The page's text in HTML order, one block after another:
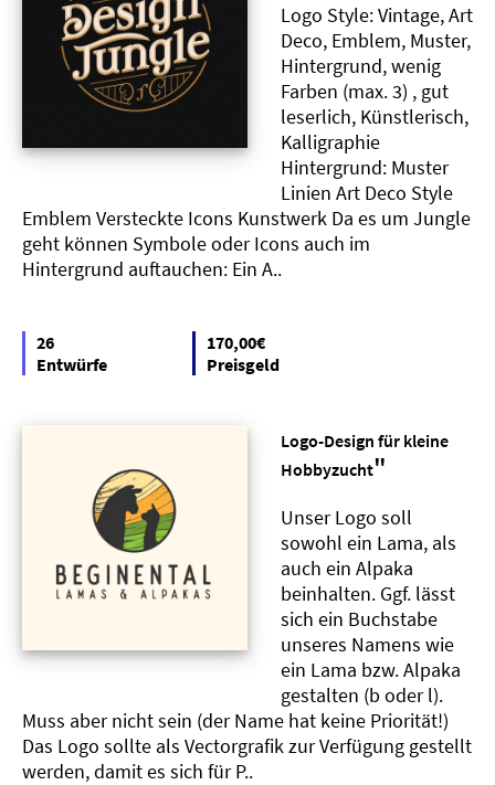
Logo Style: Vintage, Art
Deco, Emblem, Muster,
Hintergrund, wenig
Farben (max. 3) , gut
leserlich, Künstlerisch,
Kalligraphie
Hintergrund: Muster
Linien Art Deco Style
Emblem Versteckte Icons Kunstwerk Da es um Jungle
geht können Symbole oder Icons auch im
Hintergrund auftauchen: Ein A..
26
Entwürfe
170,00€
Preisgeld
Logo-Design für kleine
Hobbyzucht"
Unser Logo soll
sowohl ein Lama, als
auch ein Alpaka
beinhalten. Ggf. lässt
sich ein Buchstabe
unseres Namens wie
ein Lama bzw. Alpaka
gestalten (b oder l).
Muss aber nicht sein (der Name hat keine Priorität!)
Das Logo sollte als Vectorgrafik zur Verfügung gestellt
werden, damit es sich für P..